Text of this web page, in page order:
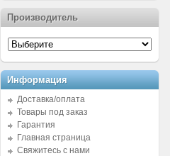
Производитель
Информация
Доставка/оплата
Товары под заказ
Гарантия
Главная страница
Свяжитесь с нами